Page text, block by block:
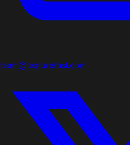
team@texturefast.com